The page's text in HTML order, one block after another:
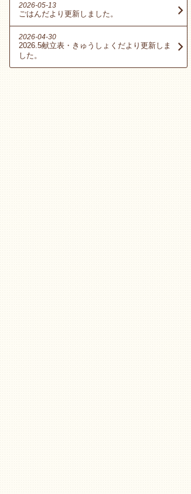
2026-05-13
ごはんだより更新しました。
2026-04-30
2026.5献立表・きゅうしょくだより更新しま
した。